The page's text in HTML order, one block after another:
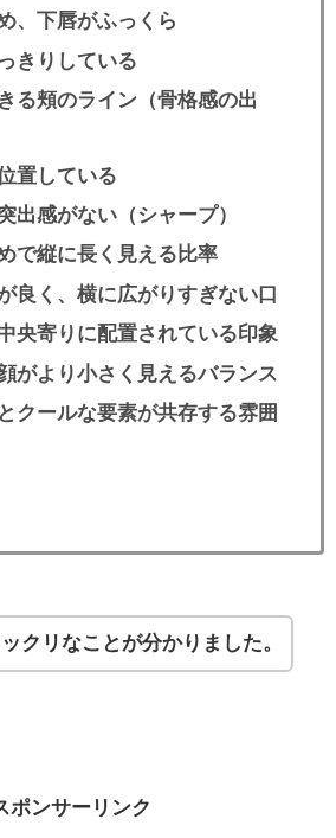
、下唇がふっくら
きりしている
る頬のライン（骨格感の出
置している
出感がない（シャープ）
で縦に長く見える比率
良く、横に広がりすぎない口
央寄りに配置されている印象
がより小さく見えるバランス
クールな要素が共存する雰囲
クリなことが分かりました。
ポンサーリンク